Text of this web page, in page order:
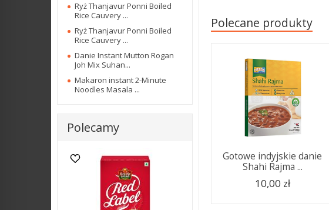
Polecane produkty
Gotowe indyjskie danie
Shahi Rajma ...
10,00 zł
Ryż Thanjavur Ponni Boiled
Rice Cauvery ...
Ryż Thanjavur Ponni Boiled
Rice Cauvery ...
Danie Instant Mutton Rogan
Joh Mix Suhan...
Makaron instant 2-Minute
Noodles Masala ...
Polecamy